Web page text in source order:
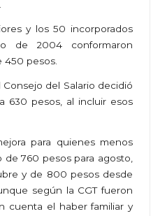
y los 50 incorporados
de 2004 conformaron
pesos.
del Salario decidió
630 pesos, al incluir esos
para quienes menos
760 pesos para agosto,
y de 800 pesos desde
según la CGT fueron
cuenta el haber familiar y